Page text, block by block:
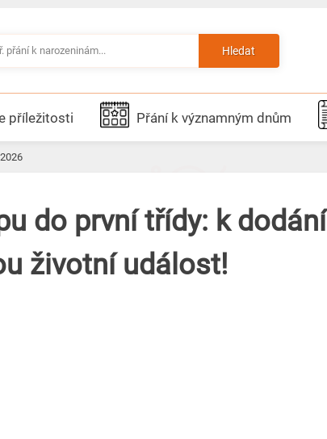
Hledat
příležitosti Přání k významným dnům
do první třídy: k dodání
životní událost!